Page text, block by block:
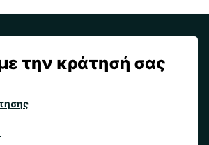
την κράτησή σας